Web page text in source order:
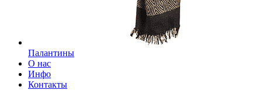
Палантины
О нас
Инфо
Контакты